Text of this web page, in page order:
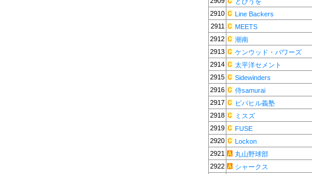
2910
Line Backers
2911
MEETS
2912
潮南
2913
ケンウッド・パワーズ
2914
太平洋セメント
2915
Sidewinders
2916
侍samurai
2917
ビバヒル義塾
2918
ミスズ
2919
FUSE
2920
Lockon
2921
丸山野球部
2922
シャークス